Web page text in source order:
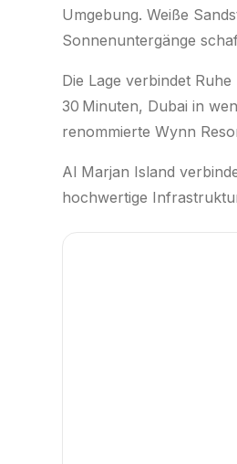
Umgebung. Weiße
Sonnenuntergänge
Die Lage verbindet
30 Minuten, Dubai in
renommierte Wynn
Al Marjan Island
hochwertige